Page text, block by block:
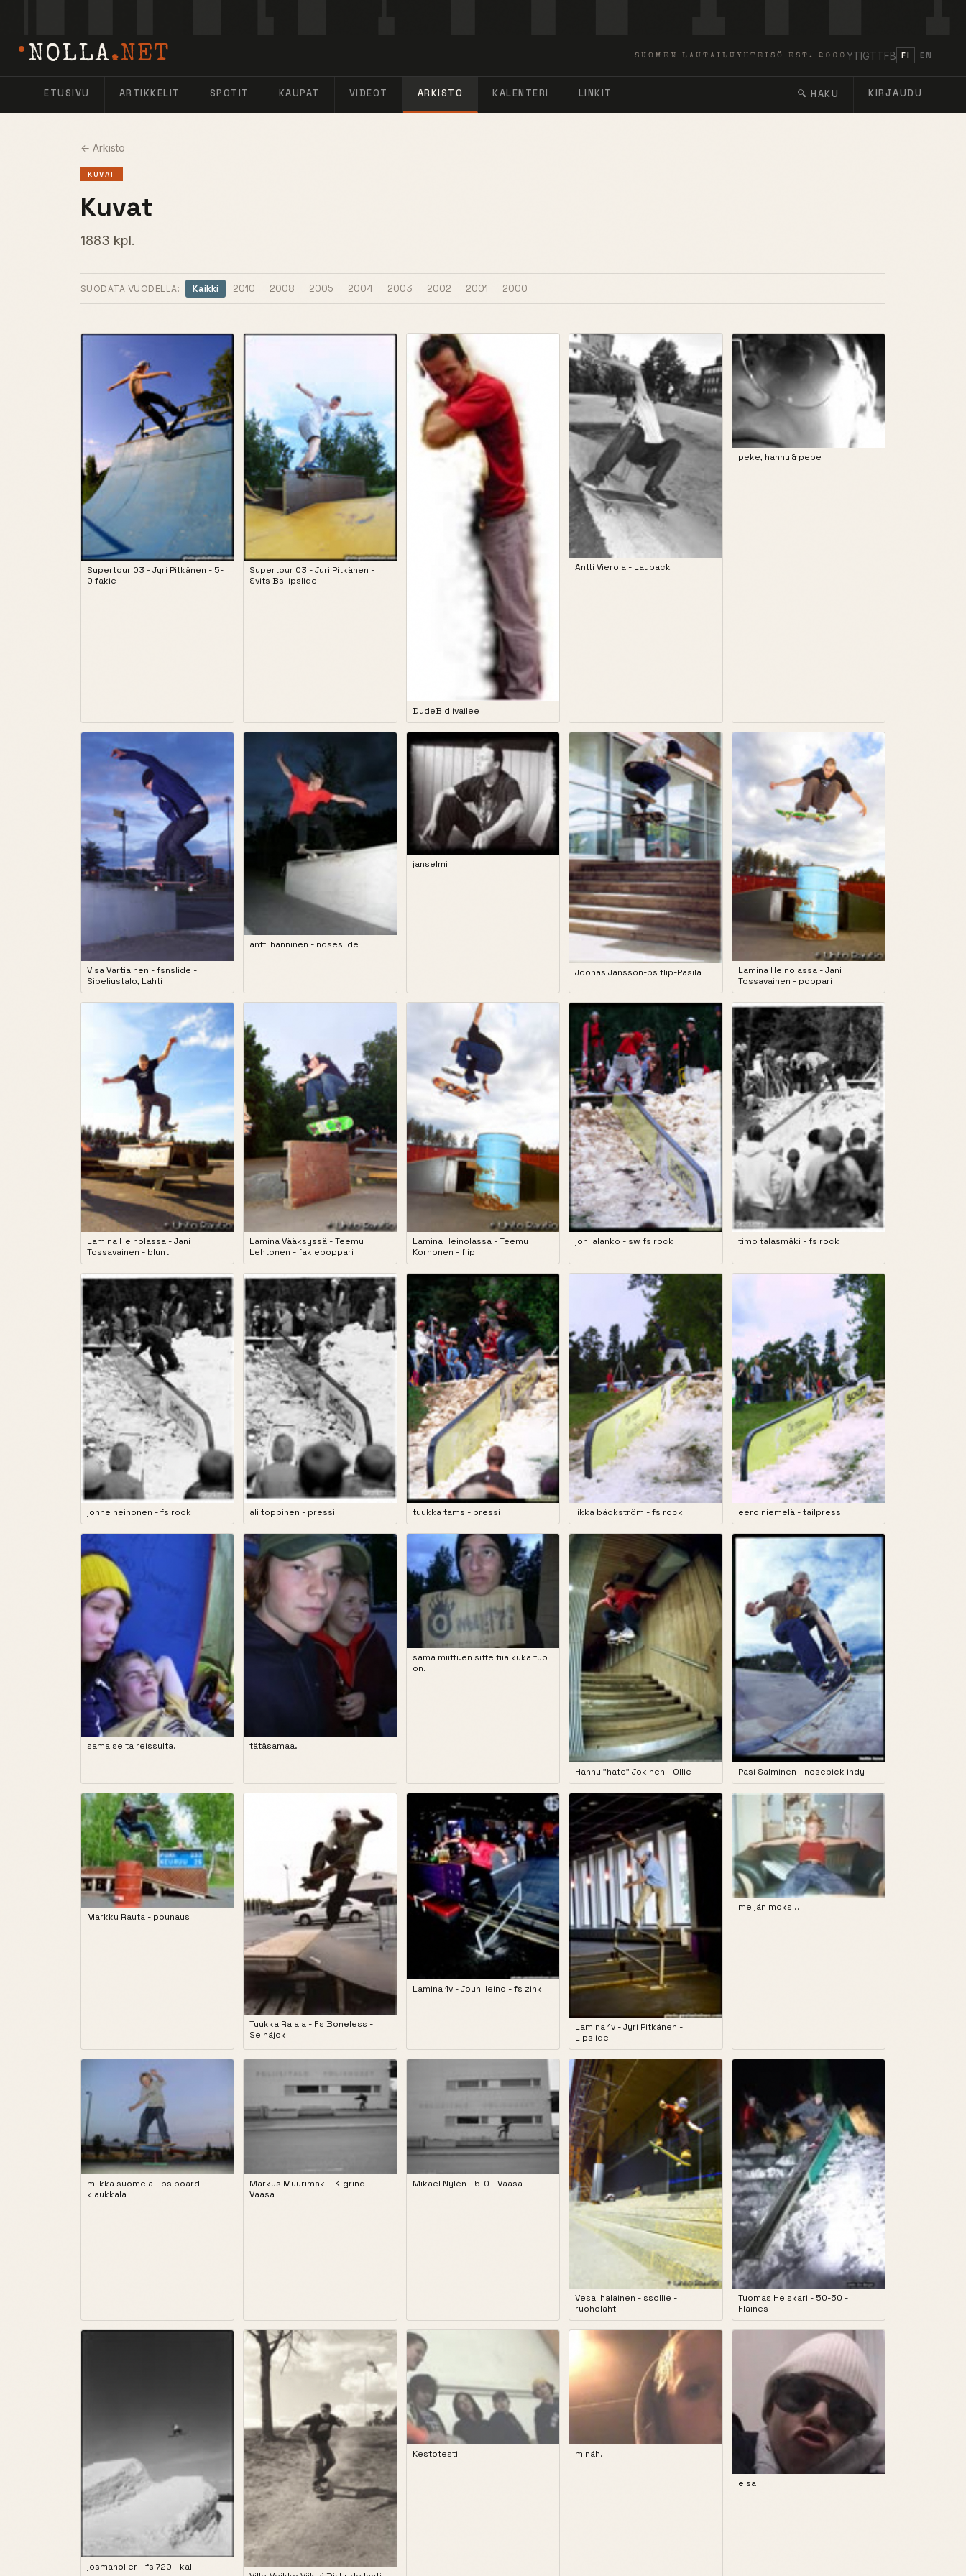
NOLLA.NET SUOMEN LAUTAILUYHTEISÖ EST. 2000 YTIGTTFB FI EN
ETUSIVU ARTIKKELIT SPOTIT KAUPAT VIDEOT ARKISTO KALENTERI LINKIT 🔍 HAKU KIRJAUDU
← Arkisto
KUVAT
Kuvat
1883 kpl.
SUODATA VUODELLA: Kaikki 2010 2008 2005 2004 2003 2002 2001 2000
Supertour 03 - Jyri Pitkänen - 5-
0 fakie
Supertour 03 - Jyri Pitkänen -
Svits Bs lipslide
DudeB diivailee
Antti Vierola - Layback
peke, hannu & pepe
Visa Vartiainen - fsnslide -
Sibeliustalo, Lahti
antti hänninen - noseslide
janselmi
Joonas Jansson-bs flip-Pasila
Lamina Heinolassa - Jani
Tossavainen - poppari
Lamina Heinolassa - Jani
Tossavainen - blunt
Lamina Vääksyssä - Teemu
Lehtonen - fakiepoppari
Lamina Heinolassa - Teemu
Korhonen - flip
joni alanko - sw fs rock timo talasmäki - fs rock
jonne heinonen - fs rock ali toppinen - pressi tuukka tams - pressi iikka bäckström - fs rock eero niemelä - tailpress
samaiselta reissulta. tätäsamaa.
sama miitti.en sitte tiiä kuka tuo
on.
Hannu "hate" Jokinen - Ollie Pasi Salminen - nosepick indy
Markku Rauta - pounaus
Tuukka Rajala - Fs Boneless -
Seinäjoki
Lamina 1v - Jouni leino - fs zink
Lamina 1v - Jyri Pitkänen -
Lipslide
meijän moksi..
miikka suomela - bs boardi -
klaukkala
Markus Muurimäki - K-grind -
Vaasa
Mikael Nylén - 5-0 - Vaasa
Vesa Ihalainen - ssollie -
ruoholahti
Tuomas Heiskari - 50-50 -
Flaines
josmaholler - fs 720 - kalli
Kestotesti minäh.
elsa